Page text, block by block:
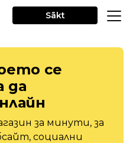
Sākt
се
да
за минути, за
социални